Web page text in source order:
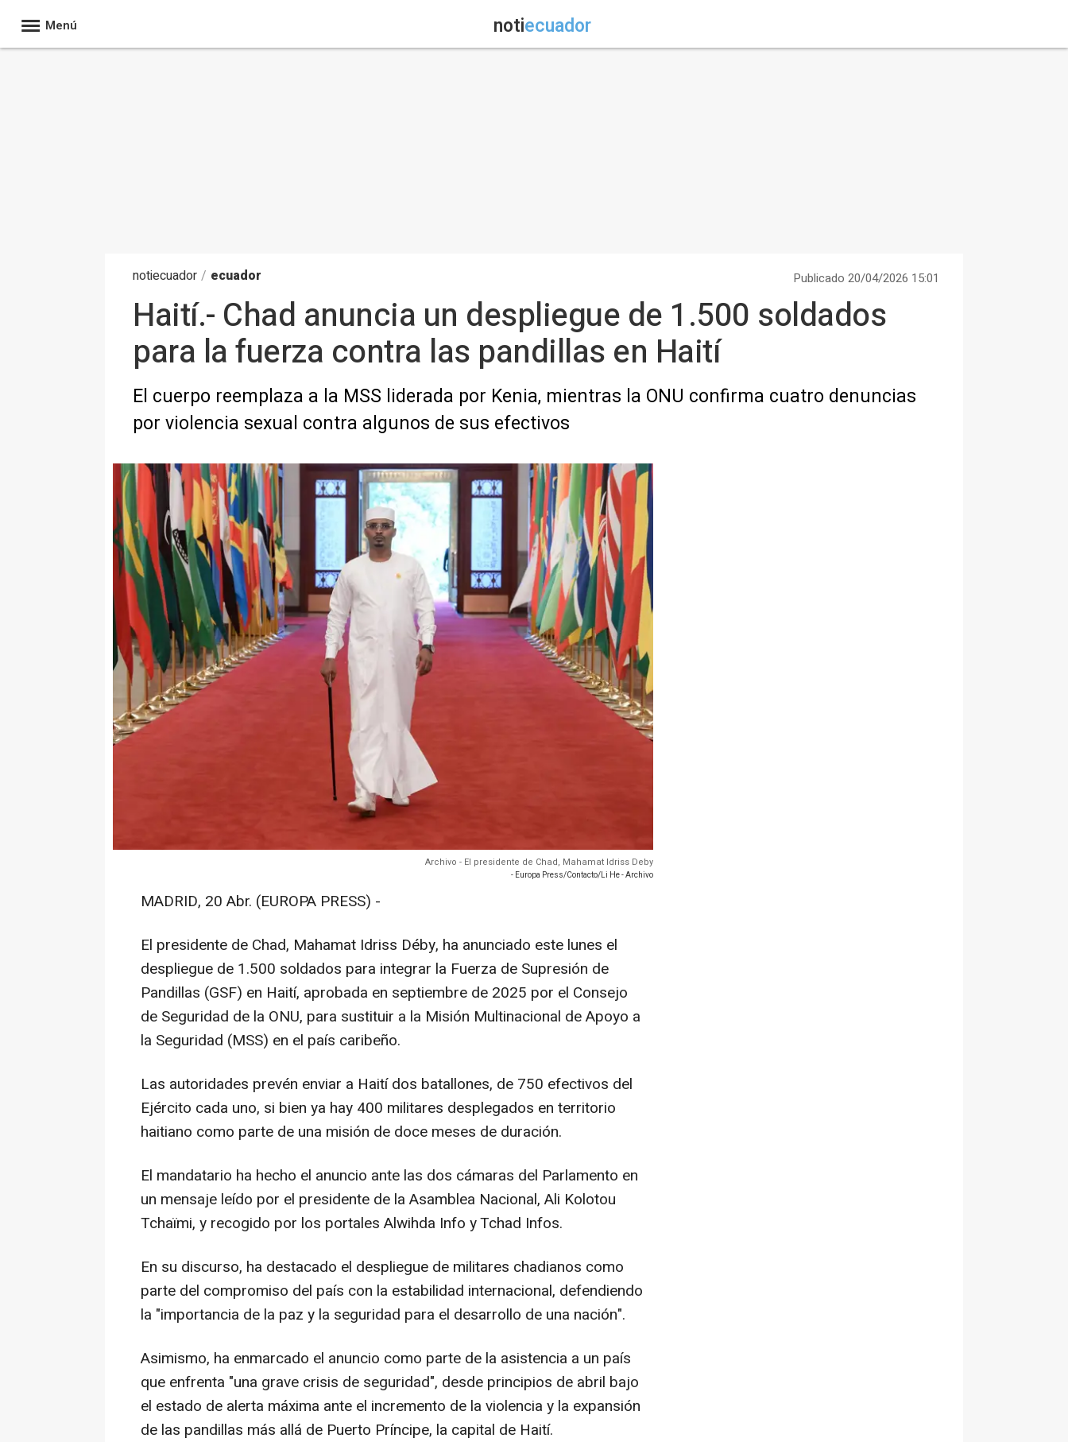
Menú notiecuador
notiecuador / ecuador Publicado 20/04/2026 15:01
Haití.- Chad anuncia un despliegue de 1.500 soldados
para la fuerza contra las pandillas en Haití
El cuerpo reemplaza a la MSS liderada por Kenia, mientras la ONU confirma cuatro denuncias
por violencia sexual contra algunos de sus efectivos
Archivo - El presidente de Chad, Mahamat Idriss Deby
- Europa Press/Contacto/Li He - Archivo
MADRID, 20 Abr. (EUROPA PRESS) -
El presidente de Chad, Mahamat Idriss Déby, ha anunciado este lunes el
despliegue de 1.500 soldados para integrar la Fuerza de Supresión de
Pandillas (GSF) en Haití, aprobada en septiembre de 2025 por el Consejo
de Seguridad de la ONU, para sustituir a la Misión Multinacional de Apoyo a
la Seguridad (MSS) en el país caribeño.
Las autoridades prevén enviar a Haití dos batallones, de 750 efectivos del
Ejército cada uno, si bien ya hay 400 militares desplegados en territorio
haitiano como parte de una misión de doce meses de duración.
El mandatario ha hecho el anuncio ante las dos cámaras del Parlamento en
un mensaje leído por el presidente de la Asamblea Nacional, Ali Kolotou
Tchaïmi, y recogido por los portales Alwihda Info y Tchad Infos.
En su discurso, ha destacado el despliegue de militares chadianos como
parte del compromiso del país con la estabilidad internacional, defendiendo
la "importancia de la paz y la seguridad para el desarrollo de una nación".
Asimismo, ha enmarcado el anuncio como parte de la asistencia a un país
que enfrenta "una grave crisis de seguridad", desde principios de abril bajo
el estado de alerta máxima ante el incremento de la violencia y la expansión
de las pandillas más allá de Puerto Príncipe, la capital de Haití.